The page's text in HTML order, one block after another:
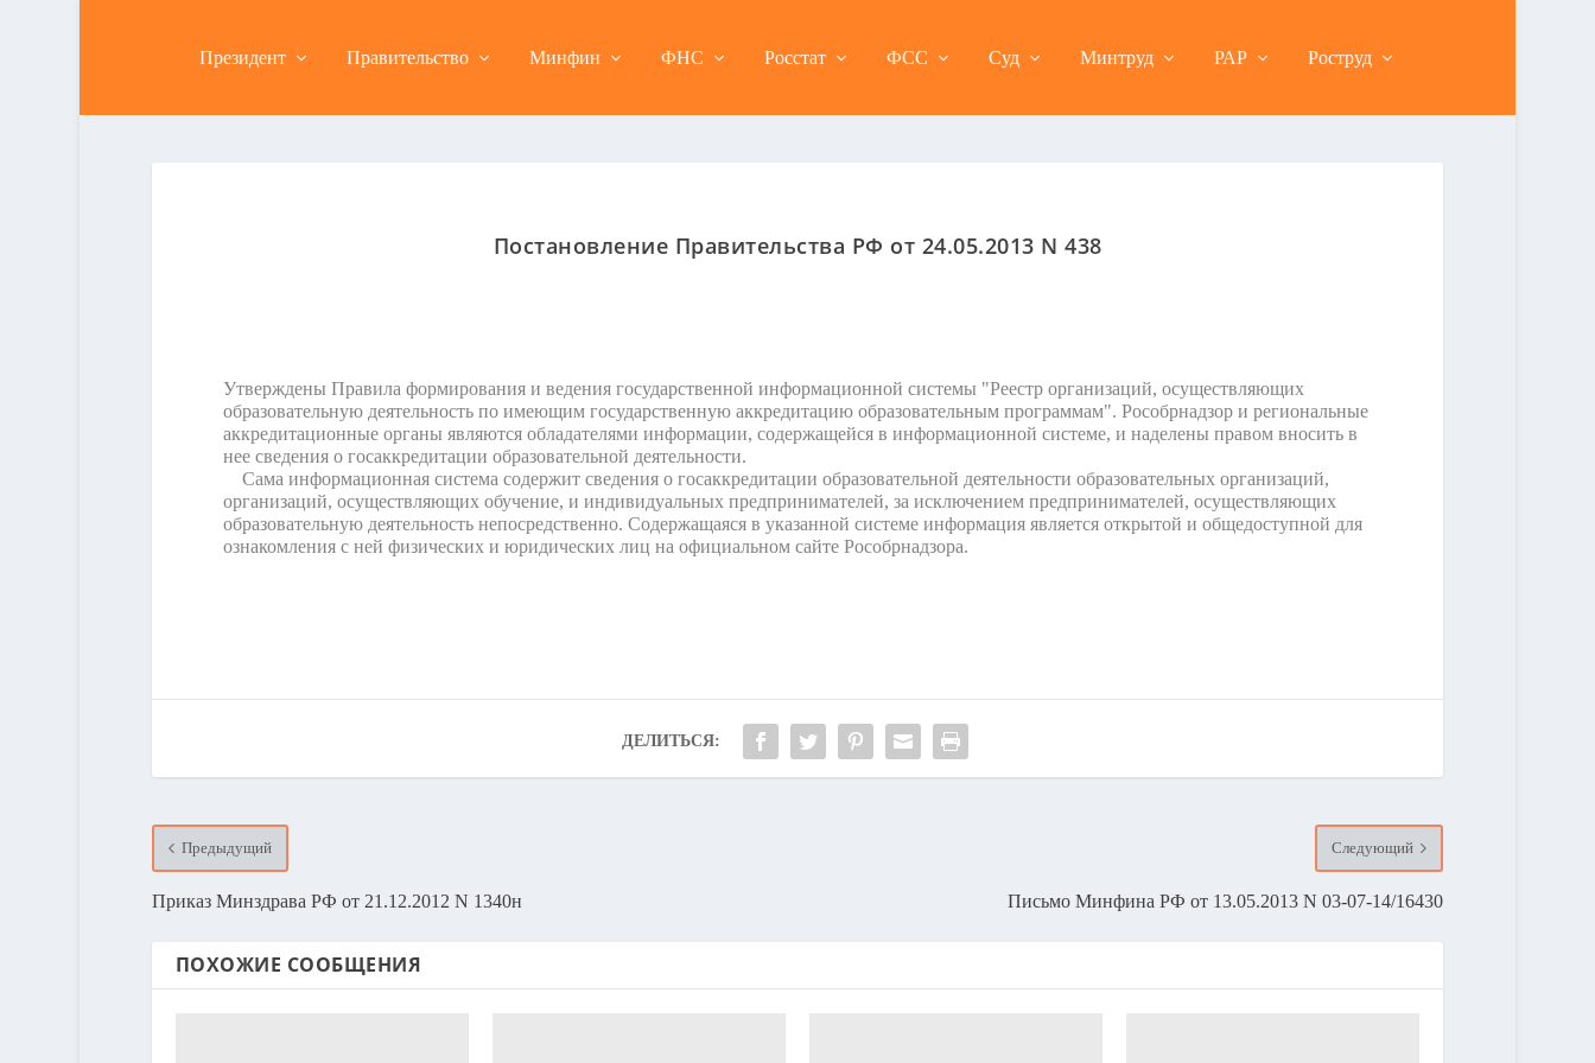
Президент Правительство Минфин ФНС Росстат ФСС Суд Минтруд РАР Роструд
Постановление Правительства РФ от 24.05.2013 N 438
Утверждены Правила формирования и ведения государственной информационной системы "Реестр организаций, осуществляющих
образовательную деятельность по имеющим государственную аккредитацию образовательным программам". Рособрнадзор и региональные
аккредитационные органы являются обладателями информации, содержащейся в информационной системе, и наделены правом вносить в
нее сведения о госаккредитации образовательной деятельности.
Сама информационная система содержит сведения о госаккредитации образовательной деятельности образовательных организаций,
организаций, осуществляющих обучение, и индивидуальных предпринимателей, за исключением предпринимателей, осуществляющих
образовательную деятельность непосредственно. Содержащаяся в указанной системе информация является открытой и общедоступной для
ознакомления с ней физических и юридических лиц на официальном сайте Рособрнадзора.
ДЕЛИТЬСЯ:
Предыдущий
Приказ Минздрава РФ от 21.12.2012 N 1340н
Следующий
Письмо Минфина РФ от 13.05.2013 N 03-07-14/16430
ПОХОЖИЕ СООБЩЕНИЯ